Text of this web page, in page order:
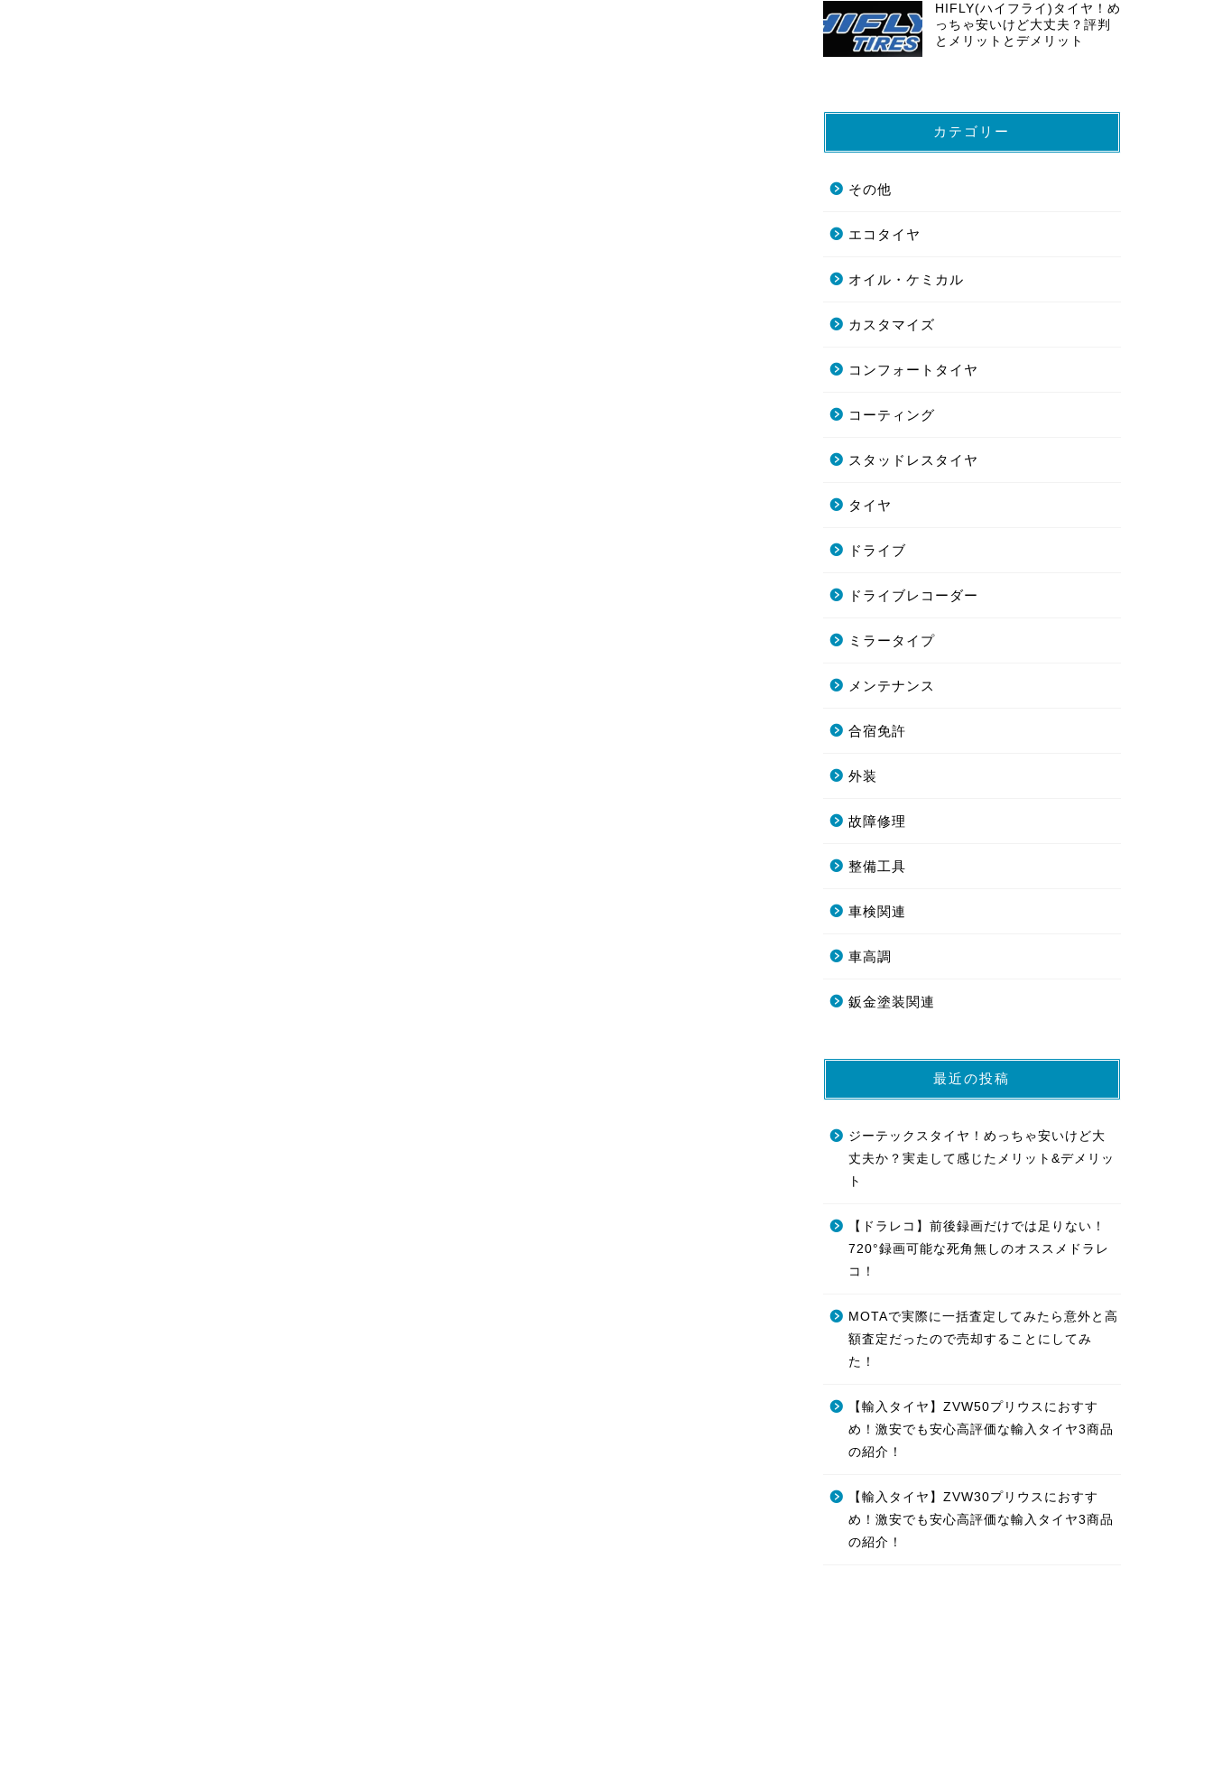
HIFLY(ハイフライ)タイヤ！め
っちゃ安いけど大丈夫？評判
とメリットとデメリット
カテゴリー
その他
エコタイヤ
オイル・ケミカル
カスタマイズ
コンフォートタイヤ
コーティング
スタッドレスタイヤ
タイヤ
ドライブ
ドライブレコーダー
ミラータイプ
メンテナンス
合宿免許
外装
故障修理
整備工具
車検関連
車高調
鈑金塗装関連
最近の投稿
ジーテックスタイヤ！めっちゃ安いけど大
丈夫か？実走して感じたメリット&デメリッ
ト
【ドラレコ】前後録画だけでは足りない！
720°録画可能な死角無しのオススメドラレ
コ！
MOTAで実際に一括査定してみたら意外と高
額査定だったので売却することにしてみ
た！
【輸入タイヤ】ZVW50プリウスにおすす
め！激安でも安心高評価な輸入タイヤ3商品
の紹介！
【輸入タイヤ】ZVW30プリウスにおすす
め！激安でも安心高評価な輸入タイヤ3商品
の紹介！